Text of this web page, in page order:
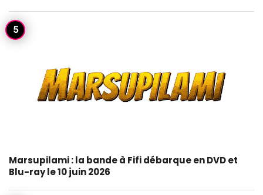
Marsupilami : la bande à Fifi débarque en DVD et
Blu-ray le 10 juin 2026